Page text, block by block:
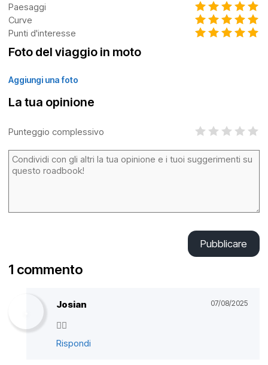
Paesaggi
Curve
Punti d'interesse
Foto del viaggio in moto
Aggiungi una foto
La tua opinione
Punteggio complessivo
Pubblicare
1 commento
Josian 07/08/2025
👌🏻
Rispondi